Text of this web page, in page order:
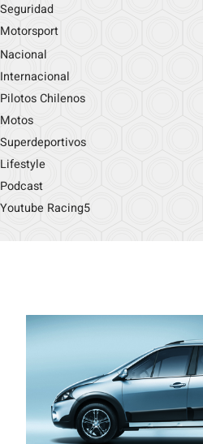
Seguridad
Motorsport
Nacional
Internacional
Pilotos Chilenos
Motos
Superdeportivos
Lifestyle
Podcast
Youtube Racing5